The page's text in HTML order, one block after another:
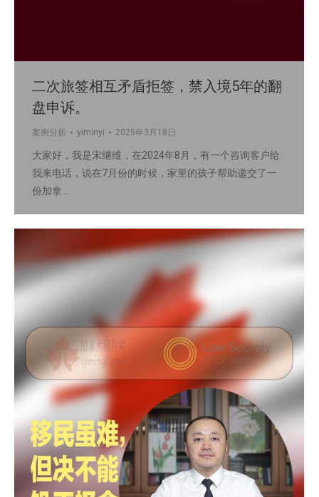
二次旅签相互矛盾拒签，禁入境5年的翻
盘申诉。
案例分析 yiminyi 2025年3月18日
大家好，我是宋继维，在2024年8月，有一个咨询客户给
我来电话，说在7月份的时候，家里的孩子帮助递交了一
份加拿…